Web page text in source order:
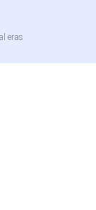
eras